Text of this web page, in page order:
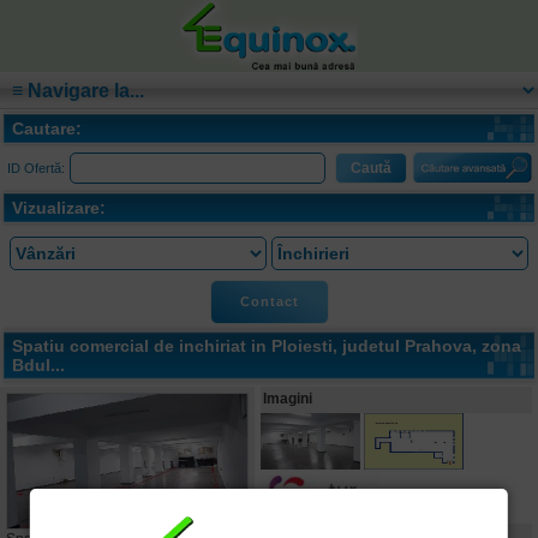
Cautare:
ID Ofertă:
Vizualizare:
Contact
Spatiu comercial de inchiriat in Ploiesti, judetul Prahova, zona
Bdul...
Imagini